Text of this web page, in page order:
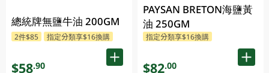
總統牌無鹽牛油 200GM
2件$85 指定分類享$16換購
$58.90
PAYSAN BRETON海鹽黃
油 250GM
指定分類享$16換購
$82.00